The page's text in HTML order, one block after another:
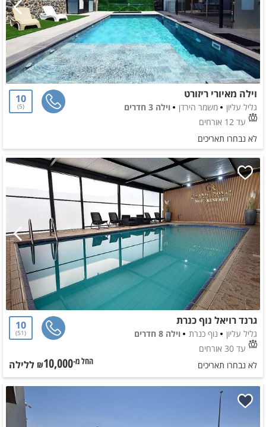
וילה מאיורי ריזורט
גליל עליון משמר הירדן
וילה 3 חדרים
עד 12 אורחים
10
5
לא נבחרו תאריכים
גרנד רויאל נוף כנרת
גליל עליון נוף כנרת
וילה 8 חדרים
עד 30 אורחים
10
51
לא נבחרו תאריכים החל מ-₪10,000 ללילה